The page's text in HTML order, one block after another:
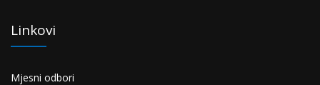
Linkovi
Mjesni odbori